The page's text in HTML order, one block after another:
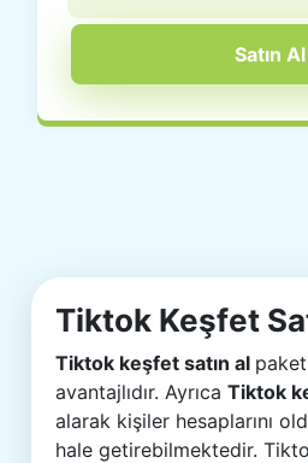
Satın Al
Tiktok Keşfet
Tiktok keşfet satın al
avantajlıdır. AyrıcaTiktok
alarak kişiler hesaplarını
hale getirebilmektedir.